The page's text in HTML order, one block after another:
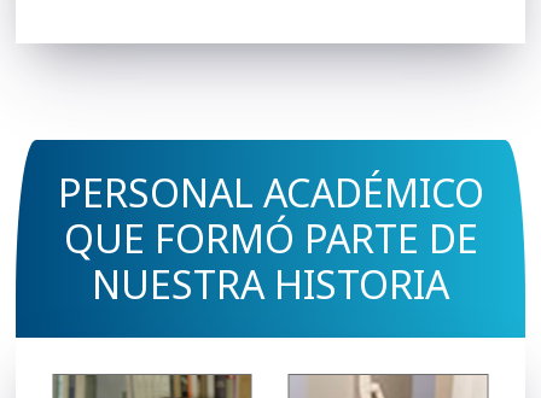
PERSONAL ACADÉMICO
QUE FORMÓ PARTE DE
NUESTRA HISTORIA